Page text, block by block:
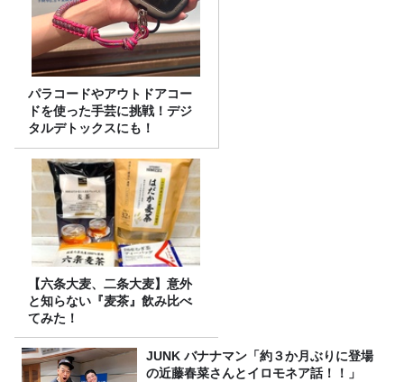
パラコードやアウトドアコー
ドを使った手芸に挑戦！デジ
タルデトックスにも！
【六条大麦、二条大麦】意外
と知らない『麦茶』飲み比べ
てみた！
JUNK バナナマン「約３か月ぶりに登場
の近藤春菜さんとイロモネア話！！」